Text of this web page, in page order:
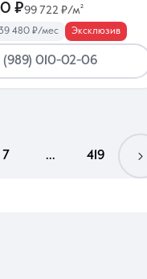
₽99 722 ₽/м²
480 ₽/мес Эксклюзив
(989) 010-02-06
7 ... 419